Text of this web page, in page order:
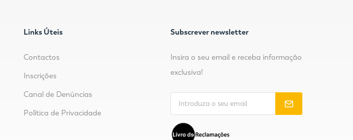
Links Úteis
Contactos
Inscrições
Canal de Denúncias
Política de Privacidade
Subscrever newsletter
Insira o seu email e receba informação
exclusiva!